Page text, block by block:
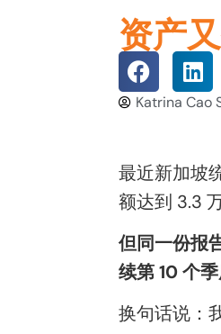
资产
Katrina Cao
最近新加坡
额达到 3.3
但同一份报
续第 10 个季
换句话说：